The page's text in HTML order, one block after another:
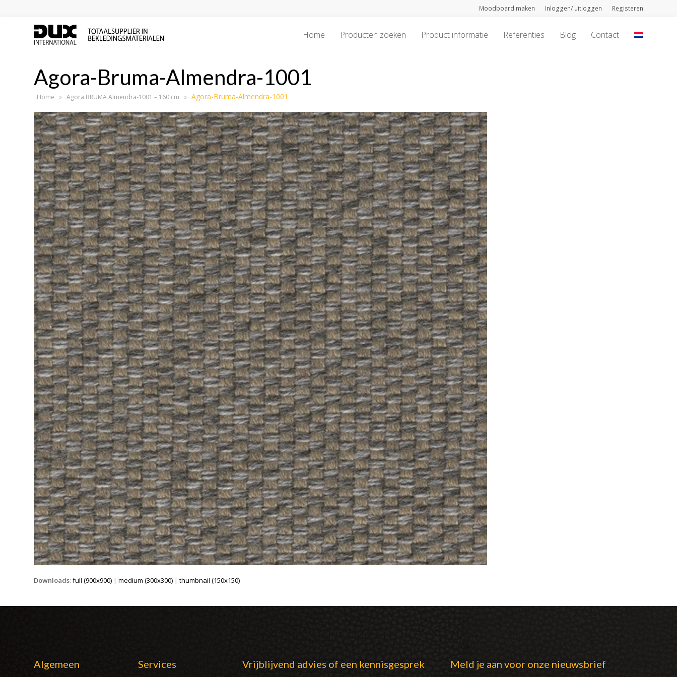
Moodboard maken Inloggen/ uitloggen Registeren
Home Producten zoeken Product informatie Referenties Blog Contact
Agora-Bruma-Almendra-1001
Home » Agora BRUMA Almendra-1001 – 160 cm » Agora-Bruma-Almendra-1001
Downloads:full (900x900) |medium (300x300) |thumbnail (150x150)
Algemeen Services Vrijblijvend advies of een kennisgesprek Meld je aan voor onze nieuwsbrief